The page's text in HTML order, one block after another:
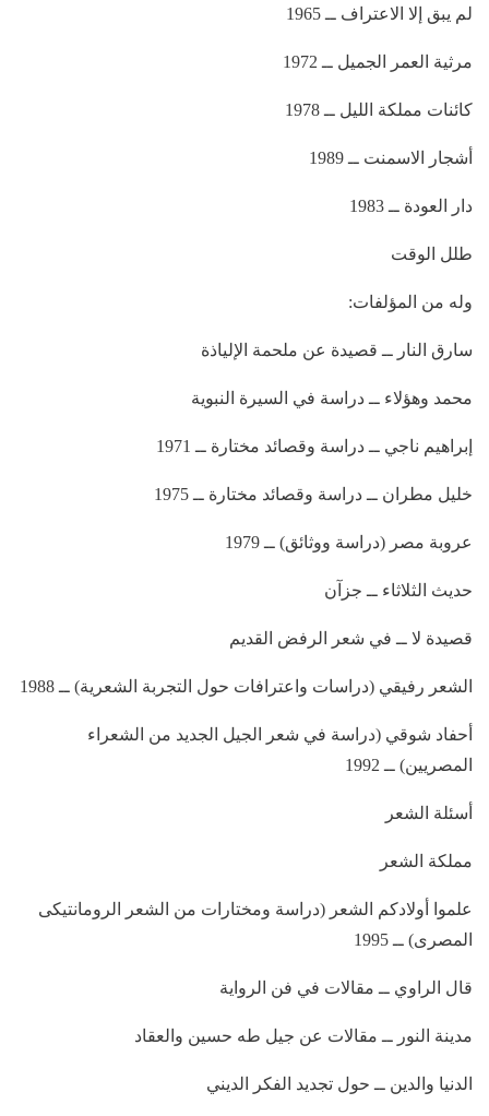
لم يبق إلا الاعتراف ــ 1965
مرثية العمر الجميل ــ 1972
كائنات مملكة الليل ــ 1978
أشجار الاسمنت ــ 1989
دار العودة ــ 1983
طلل الوقت
وله من المؤلفات:
سارق النار ــ قصيدة عن ملحمة الإلياذة
محمد وهؤلاء ــ دراسة في السيرة النبوية
إبراهيم ناجي ــ دراسة وقصائد مختارة ــ 1971
خليل مطران ــ دراسة وقصائد مختارة ــ 1975
عروبة مصر (دراسة ووثائق) ــ 1979
حديث الثلاثاء ــ جزآن
قصيدة لا ــ في شعر الرفض القديم
الشعر رفيقي (دراسات واعترافات حول التجربة الشعرية) ــ 1988
أحفاد شوقي (دراسة في شعر الجيل الجديد من الشعراء
المصريين) ــ 1992
أسئلة الشعر
مملكة الشعر
علموا أولادكم الشعر (دراسة ومختارات من الشعر الرومانتيكى
المصرى) ــ 1995
قال الراوي ــ مقالات في فن الرواية
مدينة النور ــ مقالات عن جيل طه حسين والعقاد
الدنيا والدين ــ حول تجديد الفكر الديني